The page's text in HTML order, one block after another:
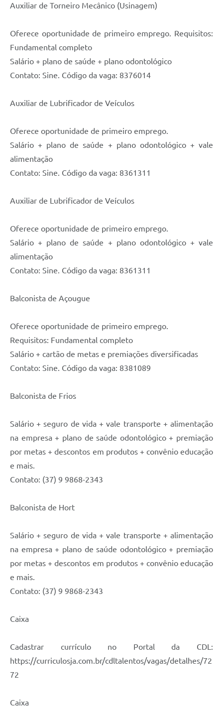
Auxiliar de Torneiro Mecânico (Usinagem)
Oferece oportunidade de primeiro emprego. Requisitos:
Fundamental completo
Salário + plano de saúde + plano odontológico
Contato: Sine. Código da vaga: 8376014
Auxiliar de Lubrificador de Veículos
Oferece oportunidade de primeiro emprego.
Salário + plano de saúde + plano odontológico + vale
alimentação
Contato: Sine. Código da vaga: 8361311
Auxiliar de Lubrificador de Veículos
Oferece oportunidade de primeiro emprego.
Salário + plano de saúde + plano odontológico + vale
alimentação
Contato: Sine. Código da vaga: 8361311
Balconista de Açougue
Oferece oportunidade de primeiro emprego.
Requisitos: Fundamental completo
Salário + cartão de metas e premiações diversificadas
Contato: Sine. Código da vaga: 8381089
Balconista de Frios
Salário + seguro de vida + vale transporte + alimentação
na empresa + plano de saúde odontológico + premiação
por metas + descontos em produtos + convênio educação
e mais.
Contato: (37) 9 9868-2343
Balconista de Hort
Salário + seguro de vida + vale transporte + alimentação
na empresa + plano de saúde odontológico + premiação
por metas + descontos em produtos + convênio educação
e mais.
Contato: (37) 9 9868-2343
Caixa
Cadastrar currículo no Portal da CDL:
https://curriculosja.com.br/cdltalentos/vagas/detalhes/72
72
Caixa